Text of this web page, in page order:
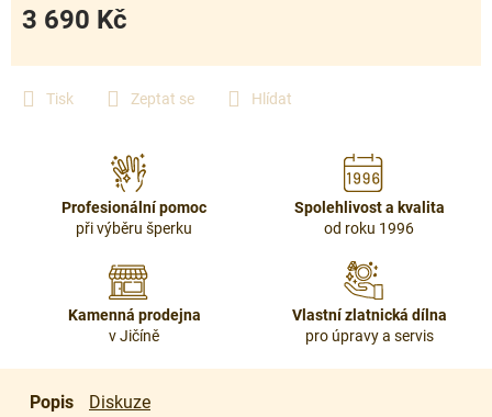
Tisk Zeptat se Hlídat
3 690 Kč
cena:
Profesionální pomoc
při výběru šperku
Spolehlivost a kvalita
od roku 1996
Kamenná prodejna
v Jičíně
Vlastní zlatnická dílna
pro úpravy a servis
Popis Diskuze